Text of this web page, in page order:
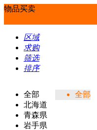
物品买卖
区域
求购
筛选
排序
全部
北海道
青森県
岩手県
全部